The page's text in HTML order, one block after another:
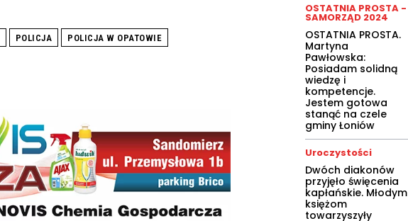
POLICJA
POLICJA W OPATOWIE
OSTATNIA PROSTA -
SAMORZĄD 2024
OSTATNIA PROSTA.
Martyna
Pawłowska:
Posiadam solidną
wiedzę i
kompetencje.
Jestem gotowa
stanąć na czele
gminy Łoniów
Uroczystości
Dwóch diakonów
przyjęło święcenia
kapłańskie. Młodym
księżom
towarzyszyły